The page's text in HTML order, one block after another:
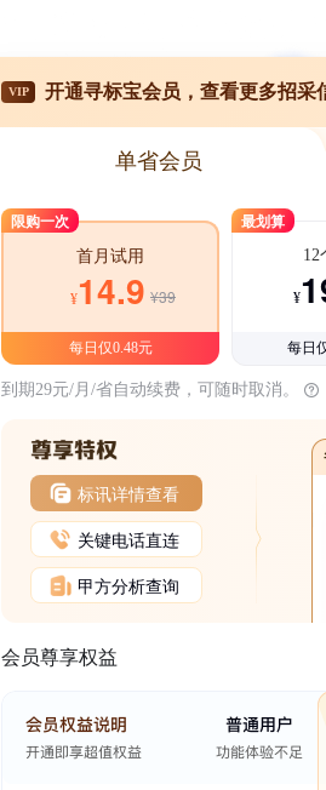
VIP 开通寻标宝会员，查看更多招采
单省会员
限购一次
首月试用
¥14.9 ¥39
每日仅0.48元
最划算
12
¥
每日
到期29元/月/省自动续费，可随时取消。
标讯详情查看
关键电话直连
甲方分析查询
会员尊享权益